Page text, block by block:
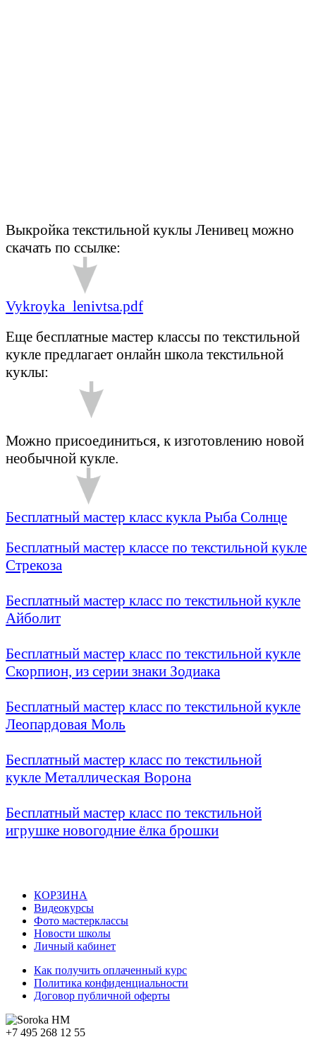
Выкройка текстильной куклы Ленивец можно
скачать по ссылке:
Vykroyka_lenivtsa.pdf
Еще бесплатные мастер классы по текстильной
кукле предлагает онлайн школа текстильной
куклы:
Можно присоединиться, к изготовлению новой
необычной кукле.
Бесплатный мастер класс кукла Рыба Солнце
Бесплатный мастер классе по текстильной кукле
Стрекоза
Бесплатный мастер класс по текстильной кукле
Айболит
Бесплатный мастер класс по текстильной кукле
Скорпион, из серии знаки Зодиака
Бесплатный мастер класс по текстильной кукле
Леопардовая Моль
Бесплатный мастер класс по текстильной
кукле Металлическая Ворона
Бесплатный мастер класс по текстильной
игрушке новогодние ёлка брошки
КОРЗИНА
Видеокурсы
Фото мастерклассы
Новости школы
Личный кабинет
Как получить оплаченный курс
Политика конфиденциальности
Договор публичной оферты
+7 495 268 12 55